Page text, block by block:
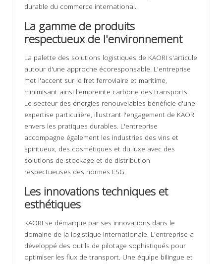
durable du commerce international.
La gamme de produits
respectueux de l'environnement
La palette des solutions logistiques de KAORI s'articule
autour d'une approche écoresponsable. L'entreprise
met l'accent sur le fret ferroviaire et maritime,
minimisant ainsi l'empreinte carbone des transports.
Le secteur des énergies renouvelables bénéficie d'une
expertise particulière, illustrant l'engagement de KAORI
envers les pratiques durables. L'entreprise
accompagne également les industries des vins et
spiritueux, des cosmétiques et du luxe avec des
solutions de stockage et de distribution
respectueuses des normes ESG.
Les innovations techniques et
esthétiques
KAORI se démarque par ses innovations dans le
domaine de la logistique internationale. L'entreprise a
développé des outils de pilotage sophistiqués pour
optimiser les flux de transport. Une équipe bilingue et